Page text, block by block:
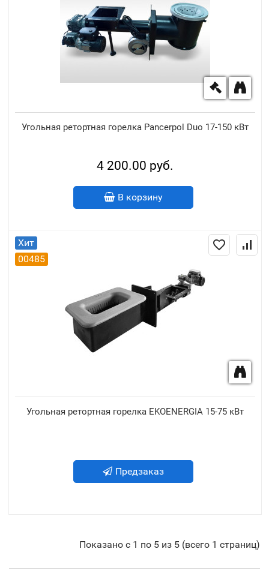
Угольная ретортная горелка Pancerpol Duo 17-150 кВт
4 200.00 руб.
В корзину
Хит
00485
Угольная ретортная горелка EKOENERGIA 15-75 кВт
Предзаказ
Показано с 1 по 5 из 5 (всего 1 страниц)